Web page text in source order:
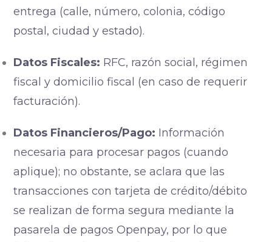
entrega (calle, número, colonia, código
postal, ciudad y estado).
Datos Fiscales: RFC, razón social, régimen
fiscal y domicilio fiscal (en caso de requerir
facturación).
Datos Financieros/Pago: Información
necesaria para procesar pagos (cuando
aplique); no obstante, se aclara que las
transacciones con tarjeta de crédito/débito
se realizan de forma segura mediante la
pasarela de pagos Openpay, por lo que